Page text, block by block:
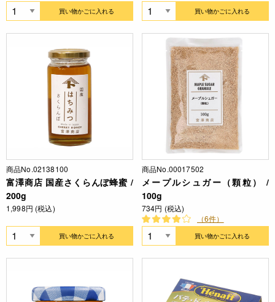
買い物かごに入れる 買い物かごに入れる
商品No.02138100
富澤商店 国産さくらんぼ蜂蜜 /
200g
1,998円 (税込)
買い物かごに入れる
商品No.00017502
メープルシュガー（顆粒） /
100g
734円 (税込)
（6件）
買い物かごに入れる